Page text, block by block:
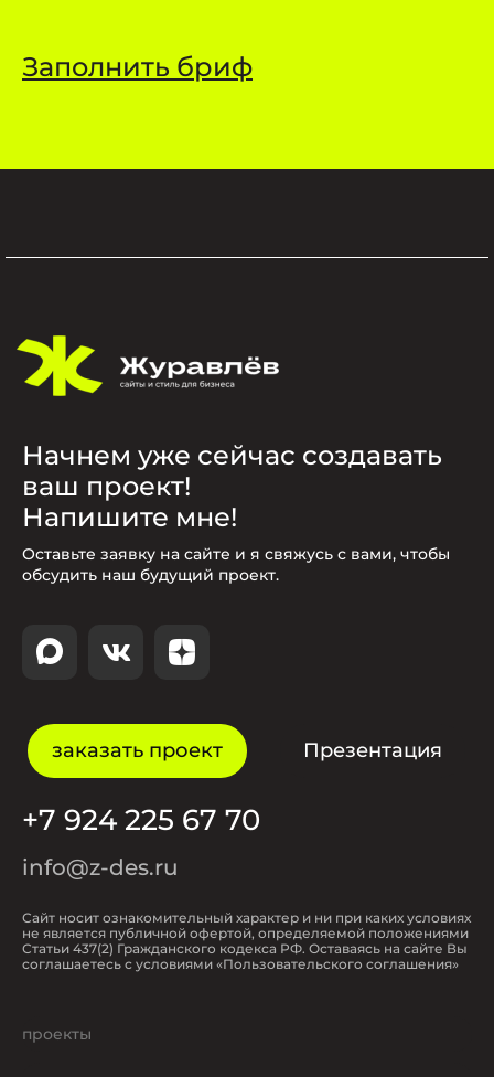
Заполнить бриф
Начнем уже сейчас создавать
ваш проект!
Напишите мне!
Оставьте заявку на сайте и я свяжусь с вами, чтобы
обсудить наш будущий проект.
заказать проект Презентация
+7 924 225 67 70
info@z-des.ru
Сайт носит ознакомительный характер и ни при каких условиях
не является публичной офертой, определяемой положениями
Статьи 437(2) Гражданского кодекса РФ. Оставаясь на сайте Вы
соглашаетесь с условиями «Пользовательского соглашения»
проекты